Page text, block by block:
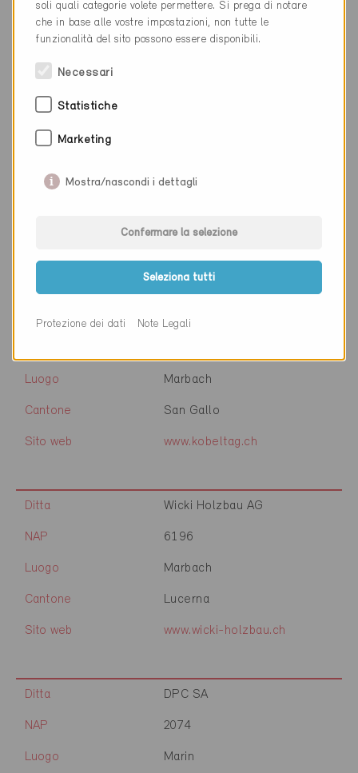
Cantone
Sito web
Ditta
Luogo Männedorf
Ditta Kobelt AG
Luogo Marbach
Cantone San Gallo
Sito web www.kobeltag.ch
Ditta Wicki Holzbau AG
NAP 6196
Luogo Marbach
Cantone Lucerna
Sito web www.wicki-holzbau.ch
Ditta DPC SA
NAP 2074
Luogo Marin
soli quali categorie volete permettere. Si prega di notare
che in base alle vostre impostazioni, non tutte le
funzionalità del sito possono essere disponibili.
Necessari
Statistiche
Marketing
Mostra/nascondi i dettagli
Confermare la selezione
Seleziona tutti
Protezione dei dati Note Legali